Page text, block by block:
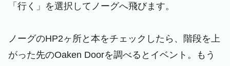
「行く」を選択してノーグへ飛びます。
ノーグのHP2ヶ所と本をチェックしたら、階段を上
がった先のOaken Doorを調べるとイベント。もう